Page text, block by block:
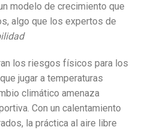
modelo de crecimiento que
algo que los expertos de
los riesgos físicos para los
jugar a temperaturas
climático amenaza
Con un calentamiento
la práctica al aire libre